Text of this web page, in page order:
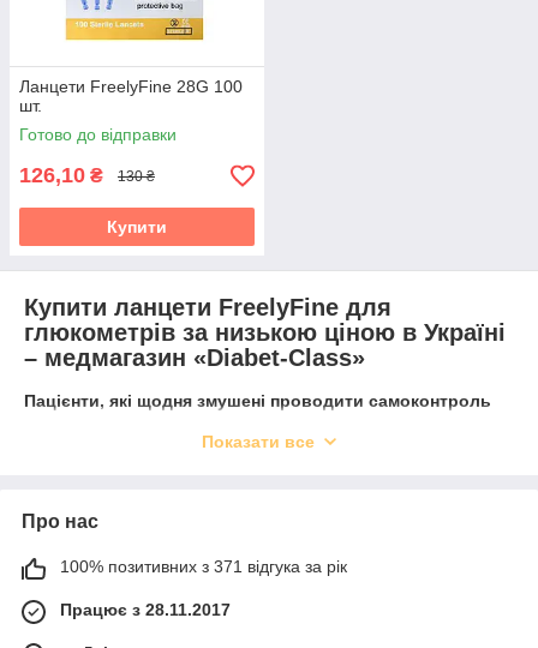
Найбільш затребувані
Ланцети FreelyFine 28G 100
шт.
Готово до відправки
126,10 ₴ 130 ₴
Купити
Купити ланцети FreelyFine для
глюкометрів за низькою ціною в Україні
– медмагазин «Diabet-Class»
Пацієнти, які щодня змушені проводити самоконтроль
області проколу скарифікатором. Ланцети для
дотриманням усіх правил безпеки і санітарії.
для глюкометра
Ланцети для глюкометрів, ціна яких демократична і не
перевищує по вартості скарифікатор - стерильний
Показати все
Про нас
100% позитивних з 371 відгука за рік
Працює з 28.11.2017